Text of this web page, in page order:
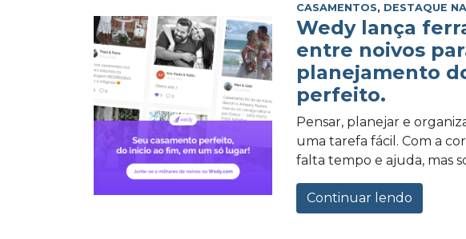
CASAMENTOS, DESTAQUE
Wedy lança
entre noivos
planejamento
perfeito.
Pensar, planejar e
uma tarefa fácil. Com a
falta tempo e ajuda, mas
Continuar lendo